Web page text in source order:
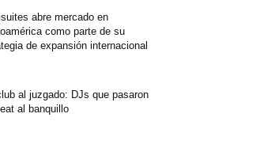
abre mercado en
como parte de su
de expansión internacional
al juzgado: DJs que pasaron
al banquillo